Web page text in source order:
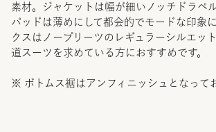
素材。ジャケットは幅が細いノッチドラペ
パッドは薄めにして都会的でモードな印象
クスはノープリーツのレギュラーシルエッ
道スーツを求めている方におすすめです。
※ ボトムス裾はアンフィニッシュとなって